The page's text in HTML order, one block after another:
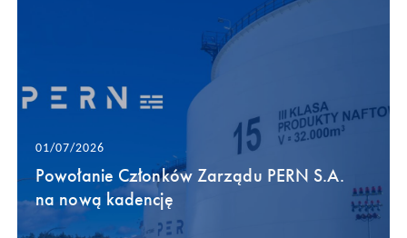
01/07/2026
Powołanie Członków Zarządu PERN S.A.
na nową kadencję